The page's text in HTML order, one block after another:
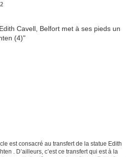
est consacré au transfert de la statue Edith
. D’ailleurs, c’est ce transfert qui est à la